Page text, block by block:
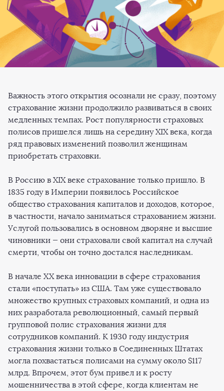
Важность этого открытия осознали не сразу, поэтому
страхование жизни продолжило развиваться в своих
медленных темпах. Рост популярности страховых
полисов пришелся лишь на середину XIX века, когда
ряд правовых изменений позволил женщинам
приобретать страховки.
В Россию в XIX веке страхование только пришло. В
1835 году в Империи появилось Российское
общество страхования капиталов и доходов, которое,
в частности, начало заниматься страхованием жизни.
Услугой пользовались в основном дворяне и высшие
чиновники — они страховали свой капитал на случай
смерти, чтобы он точно достался наследникам.
В начале XX века инновации в сфере страхования
стали «поступать» из США. Там уже существовало
множество крупных страховых компаний, и одна из
них разработала революционный, самый первый
групповой полис страхования жизни для
сотрудников компаний. К 1930 году индустрия
страхования жизни только в Соединенных Штатах
могла похвастаться полисами на сумму около $117
млрд. Впрочем, этот бум привел и к росту
мошенничества в этой сфере, когда клиентам не